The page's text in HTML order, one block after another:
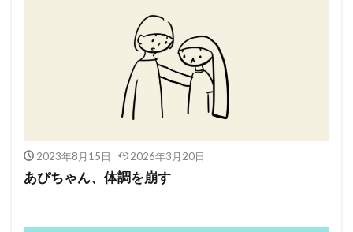
2023年8月15日 2026年3月20日
あぴちゃん、体調を崩す